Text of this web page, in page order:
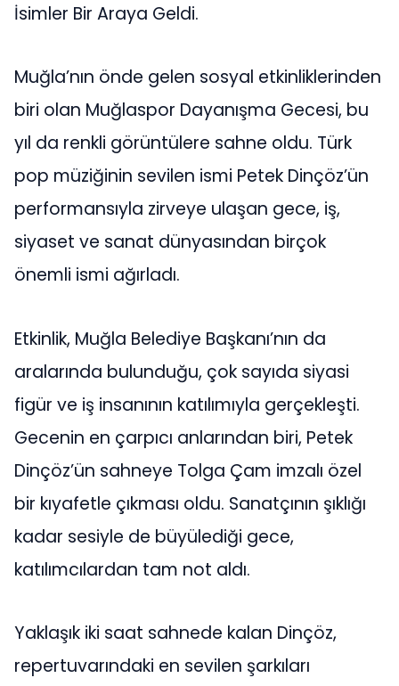
İsimler Bir Araya Geldi.
Muğla’nın önde gelen sosyal etkinliklerinden
biri olan Muğlaspor Dayanışma Gecesi, bu
yıl da renkli görüntülere sahne oldu. Türk
pop müziğinin sevilen ismi Petek Dinçöz’ün
performansıyla zirveye ulaşan gece, iş,
siyaset ve sanat dünyasından birçok
önemli ismi ağırladı.
Etkinlik, Muğla Belediye Başkanı’nın da
aralarında bulunduğu, çok sayıda siyasi
figür ve iş insanının katılımıyla gerçekleşti.
Gecenin en çarpıcı anlarından biri, Petek
Dinçöz’ün sahneye Tolga Çam imzalı özel
bir kıyafetle çıkması oldu. Sanatçının şıklığı
kadar sesiyle de büyülediği gece,
katılımcılardan tam not aldı.
Yaklaşık iki saat sahnede kalan Dinçöz,
repertuvarındaki en sevilen şarkıları